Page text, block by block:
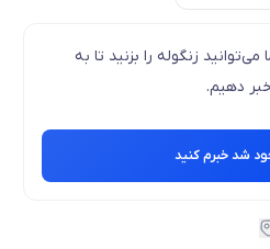
زنگوله را بزنید تا به
دهیم.
شد خبرم کنید